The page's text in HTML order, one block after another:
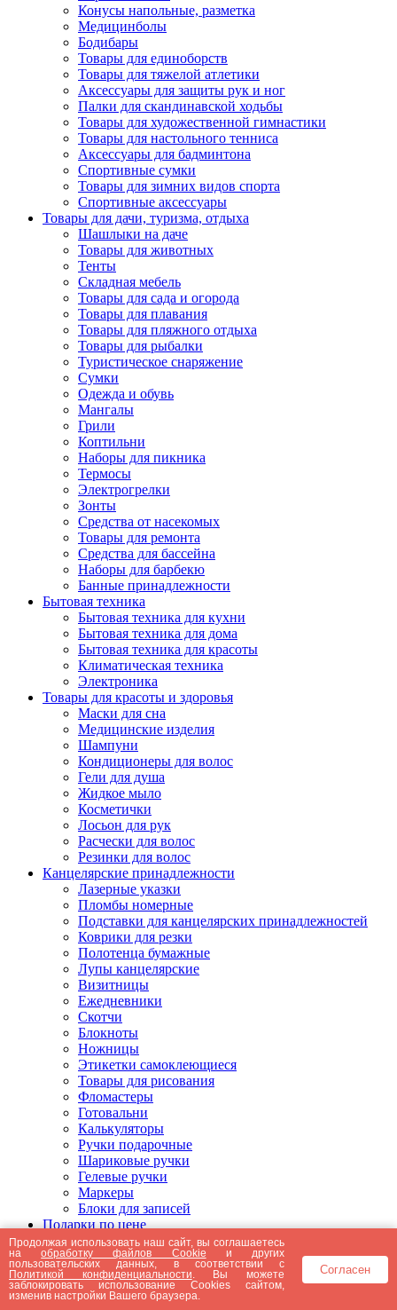
Конусы напольные, разметка
Медицинболы
Бодибары
Товары для единоборств
Товары для тяжелой атлетики
Аксессуары для защиты рук и ног
Палки для скандинавской ходьбы
Товары для художественной гимнастики
Товары для настольного тенниса
Аксессуары для бадминтона
Спортивные сумки
Товары для зимних видов спорта
Спортивные аксессуары
Товары для дачи, туризма, отдыха
Шашлыки на даче
Товары для животных
Тенты
Складная мебель
Товары для сада и огорода
Товары для плавания
Товары для пляжного отдыха
Товары для рыбалки
Туристическое снаряжение
Сумки
Одежда и обувь
Мангалы
Грили
Коптильни
Наборы для пикника
Термосы
Электрогрелки
Зонты
Средства от насекомых
Товары для ремонта
Средства для бассейна
Наборы для барбекю
Банные принадлежности
Бытовая техника
Бытовая техника для кухни
Бытовая техника для дома
Бытовая техника для красоты
Климатическая техника
Электроника
Товары для красоты и здоровья
Маски для сна
Медицинские изделия
Шампуни
Кондиционеры для волос
Гели для душа
Жидкое мыло
Косметички
Лосьон для рук
Расчески для волос
Резинки для волос
Канцелярские принадлежности
Лазерные указки
Пломбы номерные
Подставки для канцелярских принадлежностей
Коврики для резки
Полотенца бумажные
Лупы канцелярские
Визитницы
Ежедневники
Скотчи
Блокноты
Ножницы
Этикетки самоклеющиеся
Товары для рисования
Фломастеры
Готовальни
Калькуляторы
Ручки подарочные
Шариковые ручки
Гелевые ручки
Маркеры
Блоки для записей
Подарки по цене
Подарки от 5000 рублей
Подарки до 5000 рублей
Подарки до 3000 рублей
Подарки до 2000 рублей
Подарки до 1000 рублей
Продолжая использовать наш сайт, вы соглашаетесь
наобработку файлов Cookie и других
пользовательских данных, в соответствии с
Политикой конфиденциальности . Вы можете
заблокировать использование Cookies сайтом,
изменив настройки Вашего браузера.
Согласен